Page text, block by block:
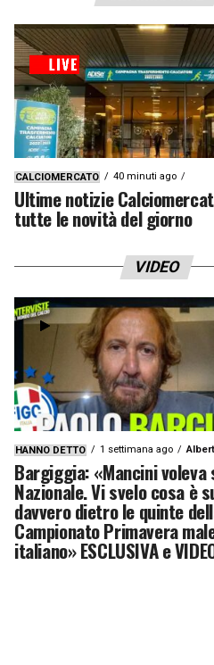
CALCIOMERCATO 40 minuti ago
Ultime notizie
tutte le novità del giorno
VIDEO
HANNO DETTO 1 settimana ago
Bargiggia: «Mancini voleva
Nazionale. Vi svelo cosa è
davvero dietro le quinte
Campionato Primavera
italiano» ESCLUSIVA e